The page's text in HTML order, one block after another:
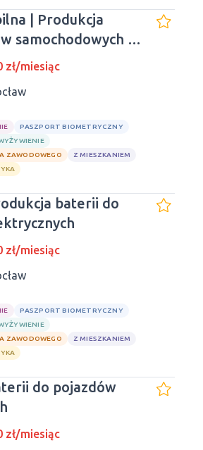
| Produkcja
samochodowych |
zł/miesiąc
PASZPORT BIOMETRYCZNY
ZAWODOWEGO
Z MIESZKANIEM
baterii do
zł/miesiąc
PASZPORT BIOMETRYCZNY
ZAWODOWEGO
Z MIESZKANIEM
do pojazdów
zł/miesiąc